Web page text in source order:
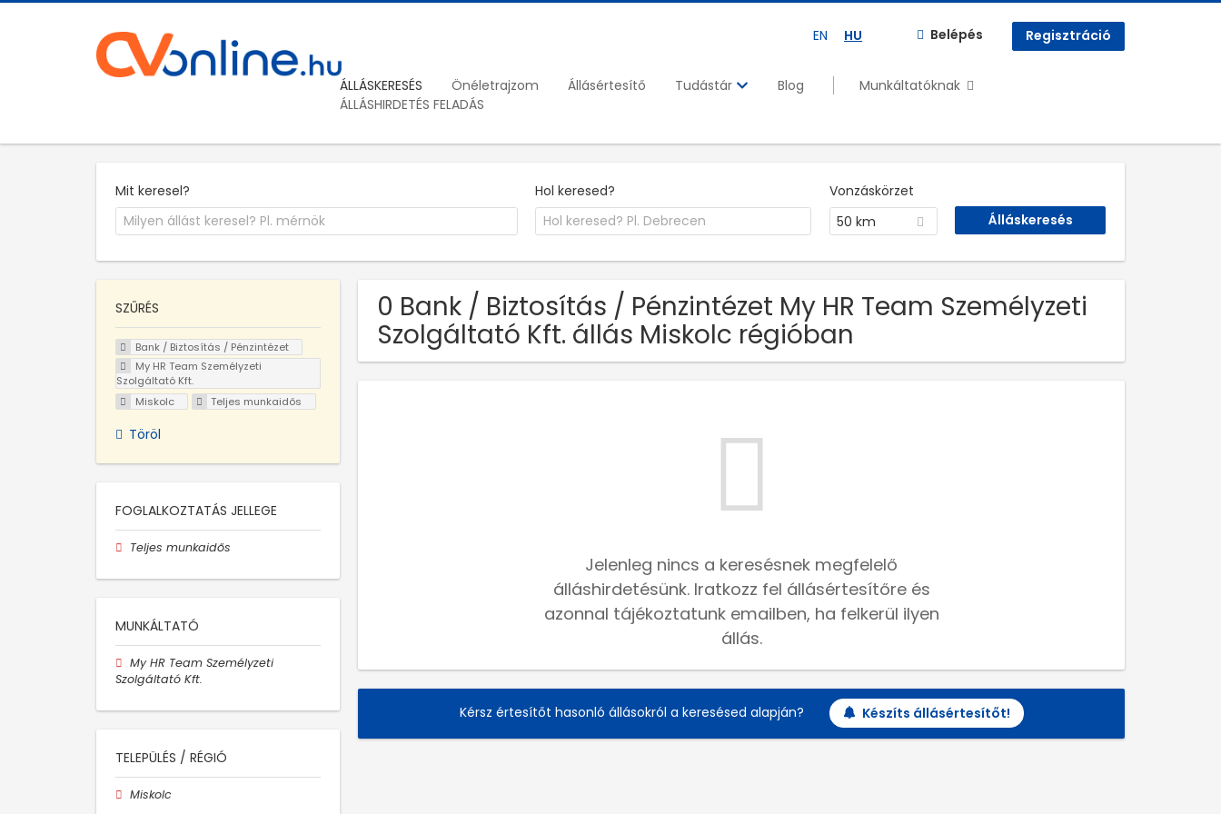
EN HU Belépés Regisztráció
ÁLLÁSKERESÉS Önéletrajzom Állásértesítő Tudástár Blog
Munkáltatóknak
ÁLLÁSHIRDETÉS FELADÁS
Mit keresel? Hol keresed?
Vonzáskörzet
50 km
0 Bank / Biztosítás / Pénzintézet My HR Team Személyzeti
Szolgáltató Kft. állás Miskolc régióban
Jelenleg nincs a keresésnek megfelelő
álláshirdetésünk. Iratkozz fel állásértesítőre és
azonnal tájékoztatunk emailben, ha felkerül ilyen
állás.
Kérsz értesítőt hasonló állásokról a keresésed alapján? Készíts állásértesítőt!
SZŰRÉS
Bank / Biztosítás / Pénzintézet
My HR Team Személyzeti
Szolgáltató Kft.
Miskolc
Teljes munkaidős
Töröl
FOGLALKOZTATÁS JELLEGE
Teljes munkaidős
MUNKÁLTATÓ
My HR Team Személyzeti
Szolgáltató Kft.
TELEPÜLÉS / RÉGIÓ
Miskolc